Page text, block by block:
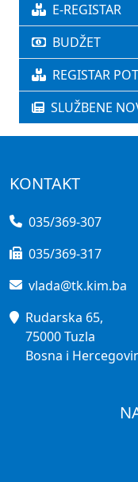
E-REGISTAR
BUDŽET
REGISTAR
SLUŽBENE
KONTAKT
035/369-307
035/369-317
vlada@tk.kim.ba
Rudarska 65,
75000 Tuzla
Bosna i